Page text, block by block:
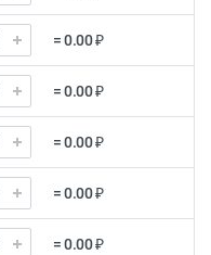
= 0.00 ₽
= 0.00 ₽
= 0.00 ₽
= 0.00 ₽
= 0.00 ₽